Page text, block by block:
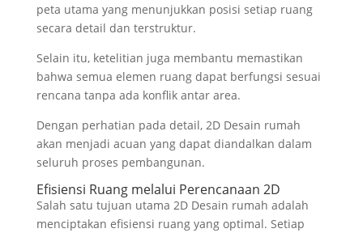
peta utama yang menunjukkan posisi setiap ruang
secara detail dan terstruktur.
Selain itu, ketelitian juga membantu memastikan
bahwa semua elemen ruang dapat berfungsi sesuai
rencana tanpa ada konflik antar area.
Dengan perhatian pada detail, 2D Desain rumah
akan menjadi acuan yang dapat diandalkan dalam
seluruh proses pembangunan.
Efisiensi Ruang melalui Perencanaan 2D
Salah satu tujuan utama 2D Desain rumah adalah
menciptakan efisiensi ruang yang optimal. Setiap